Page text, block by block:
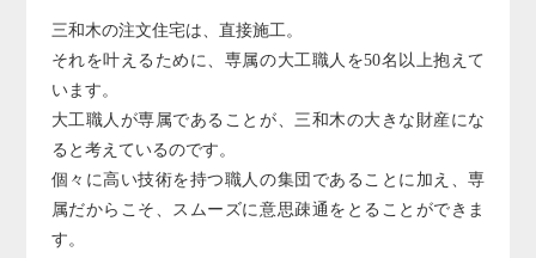
三和木の注文住宅は、直接施工。
それを叶えるために、専属の大工職人を50名以上抱えて
います。
大工職人が専属であることが、三和木の大きな財産にな
ると考えているのです。
個々に高い技術を持つ職人の集団であることに加え、専
属だからこそ、スムーズに意思疎通をとることができま
す。